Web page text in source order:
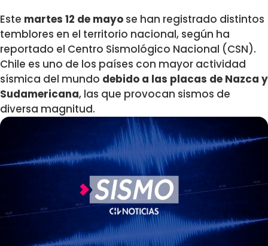
Este martes 12 de mayo se han registrado distintos
temblores en el territorio nacional, según ha
reportado el Centro Sismológico Nacional (CSN).
Chile es uno de los países con mayor actividad
sísmica del mundo debido a las placas de Nazca y
Sudamericana, las que provocan sismos de
diversa magnitud.